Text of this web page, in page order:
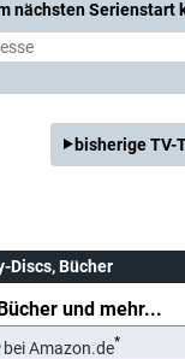
nächsten
bisherige TV-
Discs, Bücher
und mehr...
bei Amazon.de*